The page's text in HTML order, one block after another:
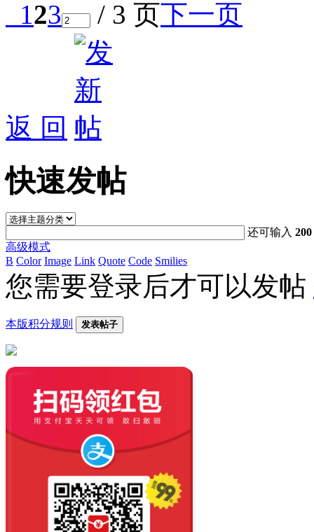
123 / 3 页下一页
返 回
快速发帖
还可输入200
高级模式
B Color Image Link Quote Code Smilies
您需要登录后才可以发帖
本版积分规则 发表帖子